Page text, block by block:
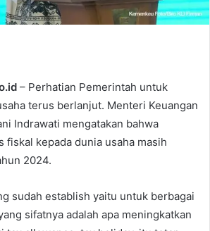
– Perhatian Pemerintah untuk
terus berlanjut. Menteri Keuangan
Indrawati mengatakan bahwa
fiskal kepada dunia usaha masih
2024.
sudah establish yaitu untuk berbagai
sifatnya adalah apa meningkatkan